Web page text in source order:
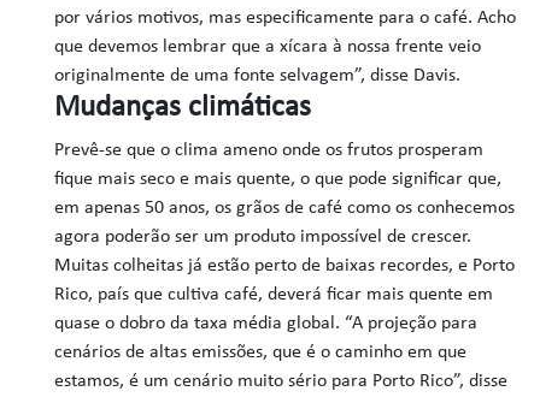
por vários motivos, mas especificamente para o café. Acho
que devemos lembrar que a xícara à nossa frente veio
originalmente de uma fonte selvagem”, disse Davis.
Mudanças climáticas
Prevê-se que o clima ameno onde os frutos prosperam
fique mais seco e mais quente, o que pode significar que,
em apenas 50 anos, os grãos de café como os conhecemos
agora poderão ser um produto impossível de crescer.
Muitas colheitas já estão perto de baixas recordes, e Porto
Rico, país que cultiva café, deverá ficar mais quente em
quase o dobro da taxa média global. “A projeção para
cenários de altas emissões, que é o caminho em que
estamos, é um cenário muito sério para Porto Rico”, disse